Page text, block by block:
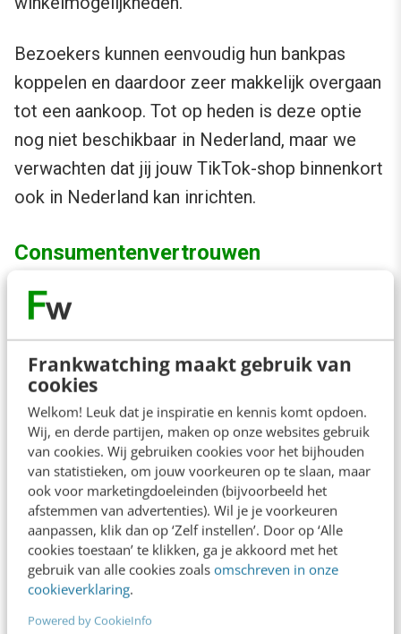
Frankwatching maakt gebruik van
cookies
Welkom! Leuk dat je inspiratie en kennis komt opdoen.
Wij, en derde partijen, maken op onze websites gebruik
van cookies. Wij gebruiken cookies voor het bijhouden
van statistieken, om jouw voorkeuren op te slaan, maar
ook voor marketingdoeleinden (bijvoorbeeld het
afstemmen van advertenties). Wil je je voorkeuren
aanpassen, klik dan op ‘Zelf instellen’. Door op ‘Alle
cookies toestaan’ te klikken, ga je akkoord met het
gebruik van alle cookies zoals omschreven in onze
cookieverklaring.
Powered by CookieInfo
Bezoekers kunnen eenvoudig hun bankpas
koppelen en daardoor zeer makkelijk overgaan
tot een aankoop. Tot op heden is deze optie
nog niet beschikbaar in Nederland, maar we
verwachten dat jij jouw TikTok-shop binnenkort
ook in Nederland kan inrichten.
Consumentenvertrouwen
Een andere trend waarvan wij verwachten dat
consumentenvertrouwen. De kloof in
vertrouwen tussen consumenten en merken
blijft groeien, waardoor consumenten op zoek
zijn naar meer betrokkenheid. Des te
belangrijker om als bedrijf hierin te investeren.
Aan de slag
Zo. Nu ben je bijgepraat over alle laatste trends
en ontwikkelingen. Tijd om aan de slag te gaan,